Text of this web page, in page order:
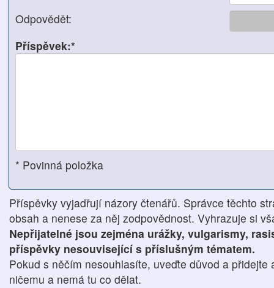
Odpovědět:
Příspěvek:*
* Povinná položka
Příspěvky vyjadřují názory čtenářů. Správce těchto
obsah a nenese za něj zodpovědnost. Vyhrazuje si
Nepřijatelné jsou zejména urážky, vulgarismy,
příspěvky nesouvisející s příslušným tématem.
Pokud s něčím nesouhlasíte, uveďte důvod a přidejte
ničemu a nemá tu co dělat.